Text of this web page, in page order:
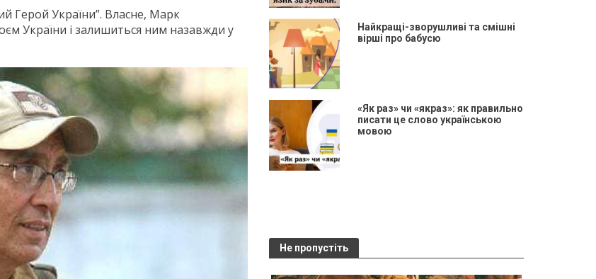
Герой України”. Власне, Марк
України і залишиться ним назавжди у
Найкращі-зворушливі та смішні
вірші про бабусю
«Як раз» чи «якраз»: як правильно
писати це слово українською
мовою
Не пропустіть